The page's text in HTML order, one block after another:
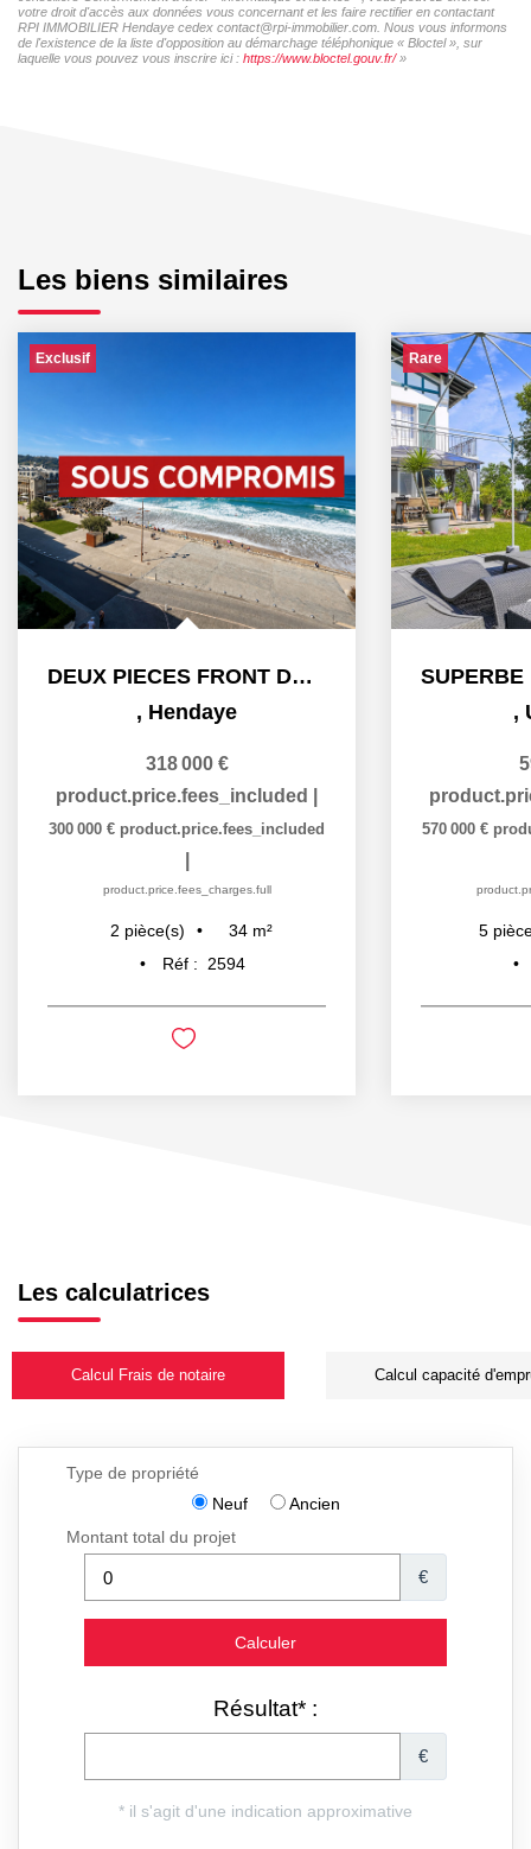
votre droit d'accès aux données vous concernant et les faire rectifier en contactant
RPI IMMOBILIER Hendaye cedex contact@rpi-immobilier.com. Nous vous informons
de l'existence de la liste d'opposition au démarchage téléphonique « Bloctel », sur
laquelle vous pouvez vous inscrire ici : https://www.bloctel.gouv.fr/»
Les biens similaires
Exclusif
DEUX PIECES FRONT DE MER
, Hendaye
318 000 €
product.price.fees_included
300 000 € product.price.fees_included
product.price.fees_charges.full
2 pièce(s) 34 m²
Réf :
2594
Rare
,
570 000 €
5
Les calculatrices
Calcul Frais de notaire Calcul capacité